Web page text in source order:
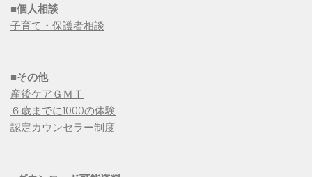
■個人相談
子育て・保護者相談
■その他
産後ケアＧＭＴ
６歳までに1000の体験
認定カウンセラー制度